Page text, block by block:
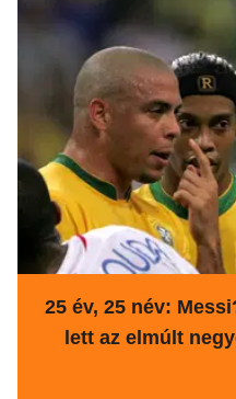
25 év, 25 név:
lett az elmúlt